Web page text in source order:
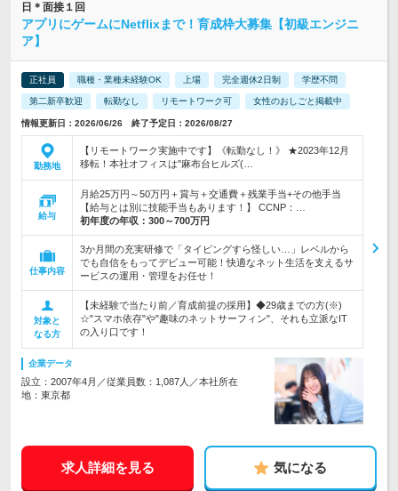
日＊面接１回
アプリにゲームにNetflixまで！育成枠大募集【初級エンジニ
ア】
正社員 職種・業種未経験OK 上場 完全週休2日制 学歴不問
第二新卒歓迎 転勤なし リモートワーク可 女性のおしごと掲載中
情報更新日：2026/06/26 終了予定日：2026/08/27
勤務地
【リモートワーク実施中です】《転勤なし！》 ★2023年12月
移転！本社オフィスは"麻布台ヒルズ(…
給与
月給25万円～50万円＋賞与＋交通費＋残業手当+その他手当
【給与とは別に技能手当もあります！】 CCNP：…
初年度の年収： 300～700万円
仕事内容
3か月間の充実研修で「タイピングすら怪しい…」レベルから
でも自信をもってデビュー可能！快適なネット生活を支えるサ
ービスの運用・管理をお任せ！
対象と
なる方
【未経験で当たり前／育成前提の採用】◆29歳までの方(※)
☆"スマホ依存"や"趣味のネットサーフィン"、それも立派なIT
の入り口です！
企業データ
設立：2007年4月／従業員数：1,087人／本社所在
地：東京都
求人詳細を見る 気になる